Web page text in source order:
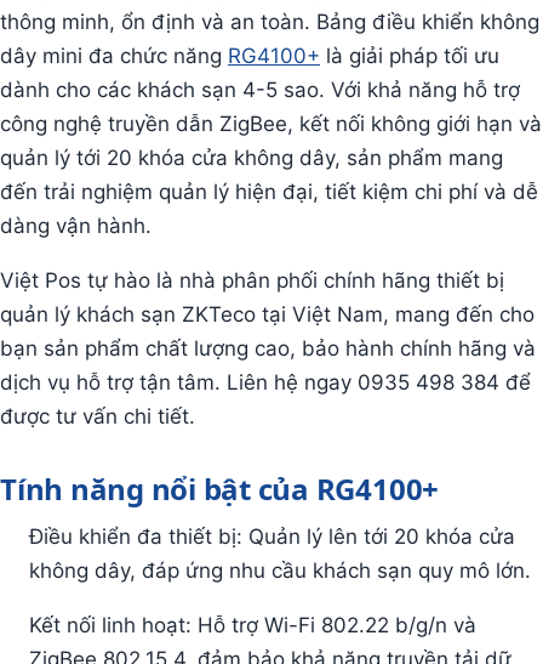
thông minh, ổn định và an toàn. Bảng điều khiển không
dây mini đa chức năng RG4100+ là giải pháp tối ưu
dành cho các khách sạn 4-5 sao. Với khả năng hỗ trợ
công nghệ truyền dẫn ZigBee, kết nối không giới hạn và
quản lý tới 20 khóa cửa không dây, sản phẩm mang
đến trải nghiệm quản lý hiện đại, tiết kiệm chi phí và dễ
dàng vận hành.
Việt Pos tự hào là nhà phân phối chính hãng thiết bị
quản lý khách sạn ZKTeco tại Việt Nam, mang đến cho
bạn sản phẩm chất lượng cao, bảo hành chính hãng và
dịch vụ hỗ trợ tận tâm. Liên hệ ngay 0935 498 384 để
được tư vấn chi tiết.
Tính năng nổi bật của RG4100+
Điều khiển đa thiết bị: Quản lý lên tới 20 khóa cửa
không dây, đáp ứng nhu cầu khách sạn quy mô lớn.
Kết nối linh hoạt: Hỗ trợ Wi-Fi 802.22 b/g/n và